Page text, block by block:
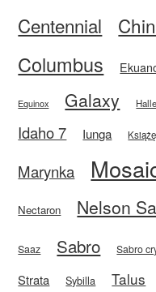
Centennial
Columbus
Equinox Galaxy
Idaho 7 Iunga
Marynka
Nectaron Nelson
Saaz Sabro Sabro
Strata Sybilla Talus